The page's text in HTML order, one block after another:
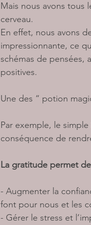
Mais nous avons tous
cerveau.
En effet, nous avons
impressionnante, ce
schémas de pensées,
positives.
Une des “ potion
Par exemple, le
conséquence de
La gratitude permet
- Augmenter la
font pour nous et les
- Gérer le stress et